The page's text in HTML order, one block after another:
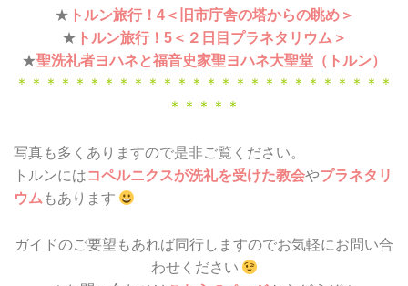
★ トルン旅行！4＜旧市庁舎の塔からの眺め＞
★ トルン旅行！5＜２日目プラネタリウム＞
★聖洗礼者ヨハネと福音史家聖ヨハネ大聖堂（トルン）
＊＊＊＊＊＊＊＊＊＊＊＊＊＊＊＊＊＊＊＊＊＊＊＊＊＊
＊＊＊＊＊
写真も多くありますので是非ご覧ください。
トルンにはコペルニクスが洗礼を受けた教会やプラネタリ
ウム もあります
ガイドのご要望もあれば同行しますのでお気軽にお問い合
わせください